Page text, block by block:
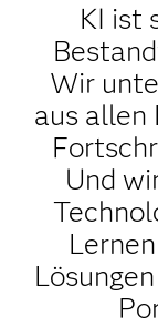
KI ist
Wir
aus allen
Und